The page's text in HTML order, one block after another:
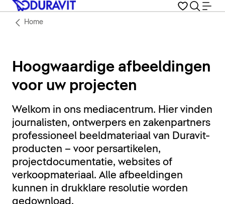
Home
Hoogwaardige afbeeldingen
voor uw projecten
Welkom in ons mediacentrum. Hier vinden
journalisten, ontwerpers en zakenpartners
professioneel beeldmateriaal van Duravit-
producten – voor persartikelen,
projectdocumentatie, websites of
verkoopmateriaal. Alle afbeeldingen
kunnen in drukklare resolutie worden
gedownload.